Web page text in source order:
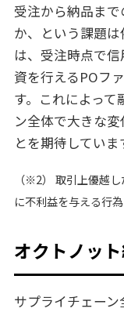
受注から納品ま
か、という課題
は、受注時点で
資を行えるPOフ
す。これによっ
ン全体で大きな
とを期待していま
（※2） 取引上優越
に不利益を与える行為
オクトノッ
サプライチェー